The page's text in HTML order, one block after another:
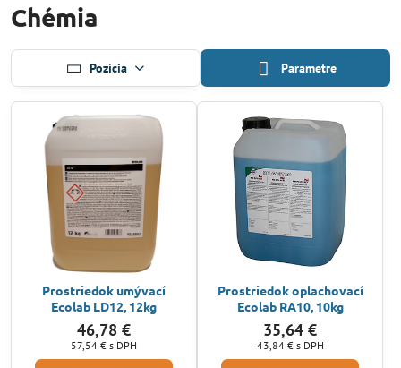
Chémia
Pozícia Parametre
Prostriedok umývací
Ecolab LD12, 12kg
46,78 €
57,54 € s DPH
Prostriedok oplachovací
Ecolab RA10, 10kg
35,64 €
43,84 € s DPH